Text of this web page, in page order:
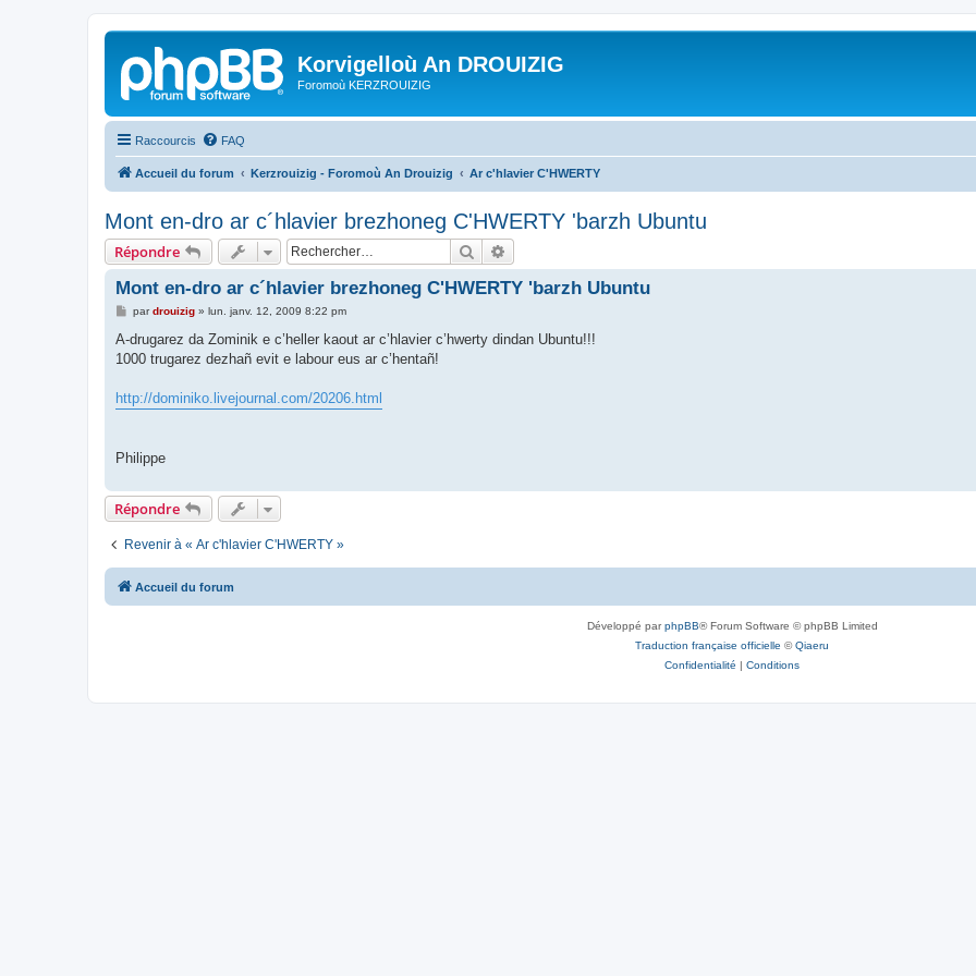
Korvigelloù An DROUIZIG
Foromoù KERZROUIZIG
Raccourcis FAQ
Accueil du forum Kerzrouizig - Foromoù An Drouizig Ar c'hlavier C'HWERTY
Mont en-dro ar c´hlavier brezhoneg C'HWERTY 'barzh Ubuntu
Répondre Rechercher
Mont en-dro ar c´hlavier brezhoneg C'HWERTY 'barzh Ubuntu
M
s
a
pardrouizig» lun. janv. 12, 2009 8:22 pm
A-drugarez da Zominik e c’heller kaout ar c’hlavier c’hwerty dindan Ubuntu!!!
1000 trugarez dezhañ evit e labour eus ar c’hentañ!
http://dominiko.livejournal.com/20206.html
Philippe
Répondre
Revenir à « Ar c'hlavier C'HWERTY »
Accueil du forum
Développé parphpBB® Forum Software © phpBB Limited
Traduction française officielle ©Qiaeru
Confidentialité | Conditions